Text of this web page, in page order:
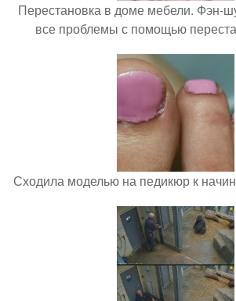
Перестановка в доме мебели. Фэн-
все проблемы с помощью
Сходила моделью на педикюр к